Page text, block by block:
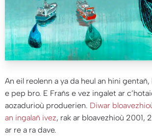
An eil reolenn a ya da heul an hini
e pep bro. E Frañs e vez ingalet ar
aozadurioù produerien. Diwar
an ingalañ ivez, rak ar bloavezhioù 2001,
ar re a ra dave.